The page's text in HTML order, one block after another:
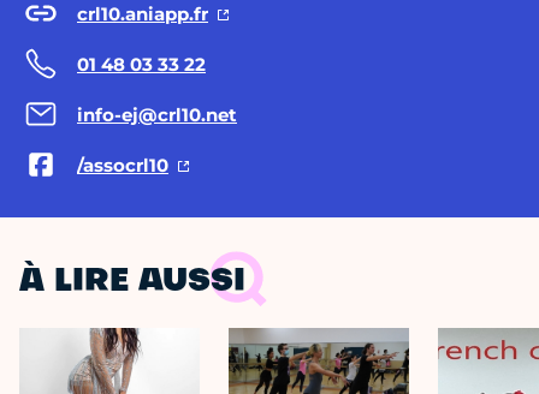
crl10.aniapp.fr
01 48 03 33 22
info-ej@crl10.net
/assocrl10
À LIRE AUSSI